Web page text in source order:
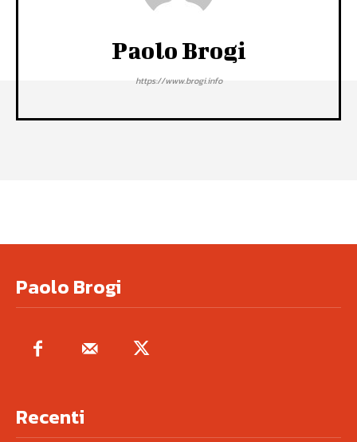
Paolo Brogi
https://www.brogi.info
Paolo Brogi
Recenti